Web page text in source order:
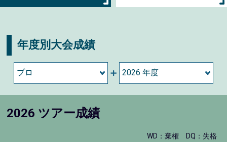
年度別大会成績
2026 ツアー成績
WD：棄権 DQ：失格